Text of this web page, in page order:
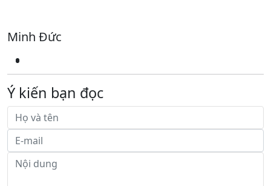
Minh Đức
Ý kiến bạn đọc